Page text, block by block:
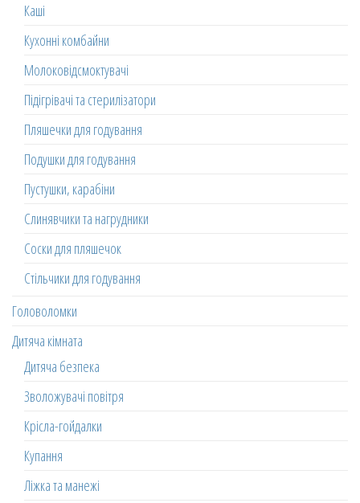
Каші
Кухонні комбайни
Молоковідсмоктувачі
Підігрівачі та стерилізатори
Пляшечки для годування
Подушки для годування
Пустушки, карабіни
Слинявчики та нагрудники
Соски для пляшечок
Стільчики для годування
Головоломки
Дитяча кімната
Дитяча безпека
Зволожувачі повітря
Крісла-гойдалки
Купання
Ліжка та манежі